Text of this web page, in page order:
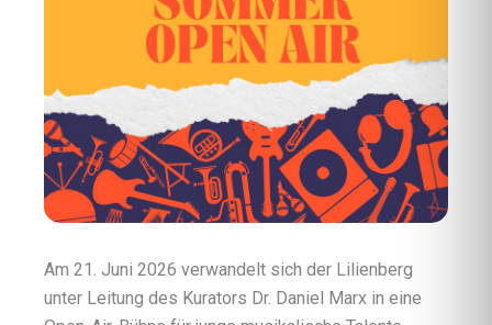
Am 21. Juni 2026 verwandelt sich der Lilienberg
unter Leitung des Kurators Dr. Daniel Marx in eine